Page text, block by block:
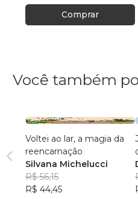
Comprar
Você também
Voltei ao lar, a magia da
reencarnação
Silvana Michelucci
R$ 56,15
R$ 44,45